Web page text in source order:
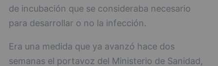
de incubación que se consideraba necesario
para desarrollar o no la infección.
Era una medida que ya avanzó hace dos
semanas el portavoz del Ministerio de Sanidad,